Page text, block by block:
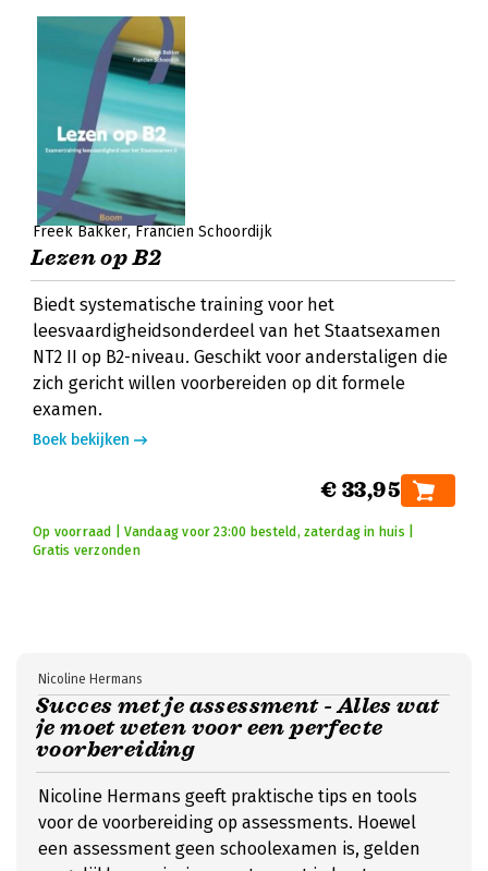
Freek Bakker Francien Schoordijk
Lezen op B2
Biedt systematische training voor het
leesvaardigheidsonderdeel van het Staatsexamen
NT2 II op B2-niveau. Geschikt voor anderstaligen die
zich gericht willen voorbereiden op dit formele
examen.
Boek bekijken
€ 33,95
Op voorraad | Vandaag voor 23:00 besteld, zaterdag in huis |
Gratis verzonden
Succes met je assessment - Alles wat
je moet weten voor een perfecte
voorbereiding
Nicoline Hermans
Nicoline Hermans geeft praktische tips en tools
voor de voorbereiding op assessments. Hoewel
een assessment geen schoolexamen is, gelden